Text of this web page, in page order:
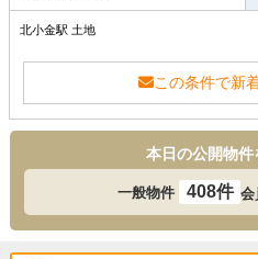
北小金駅 土地
この条件で新
本日の公開物件
一般物件 408件 会